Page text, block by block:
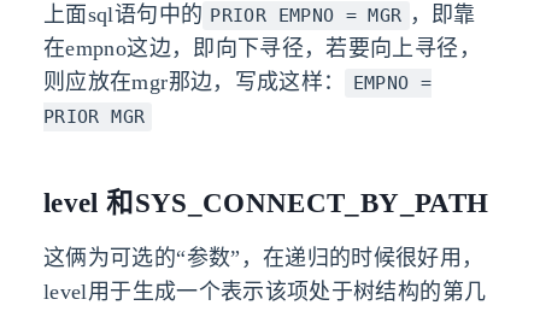
上面sql语句中的 PRIOR EMPNO = MGR ，即靠
在empno这边，即向下寻径，若要向上寻径，
则应放在mgr那边，写成这样：
EMPNO =
PRIOR MGR
level 和SYS_CONNECT_BY_PATH
这俩为可选的“参数”，在递归的时候很好用，
level用于生成一个表示该项处于树结构的第几